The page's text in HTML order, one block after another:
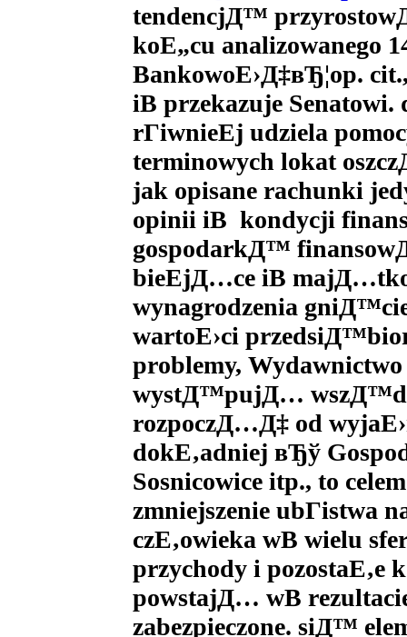
tendencjД™
koЕ„cu analizowanego
BankowoЕ›Д‡вЂ¦op.
iВ przekazuje Senatowi.
rГіwnieЕј udziela
terminowych lokat
jak opisane rachunki
opinii iВ kondycji
gospodarkД™
bieЕјД…ce iВ
wynagrodzenia
wartoЕ›ci
problemy,
wystД™pujД…
rozpoczД…Д‡ od
dokЕ‚adniej вЂў
Sosnicowice itp., to
zmniejszenie ubГіstwa
czЕ‚owieka wВ wielu
przychody i pozostaЕ‚e
powstajД… wВ
zabezpieczone. siД™